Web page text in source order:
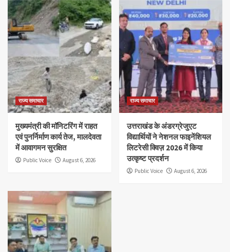
राज्य समाचार
मुख्यमंत्री की मॉनिटरिंग में राहत
एवं पुनर्निर्माण कार्य तेज, मालदेवता
में आवागमन सुरक्षित
Public Voice August 6, 2026
राज्य समाचार
उत्तराखंड के अंडरग्रेजुएट
विद्यार्थियों ने नेशनल फाइनेंशियल
लिटरेसी क्विज़ 2026 में किया
उत्कृष्ट प्रदर्शन
Public Voice August 6, 2026